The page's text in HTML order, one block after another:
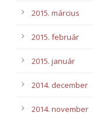
2015. március
2015. február
2015. január
2014. december
2014. november